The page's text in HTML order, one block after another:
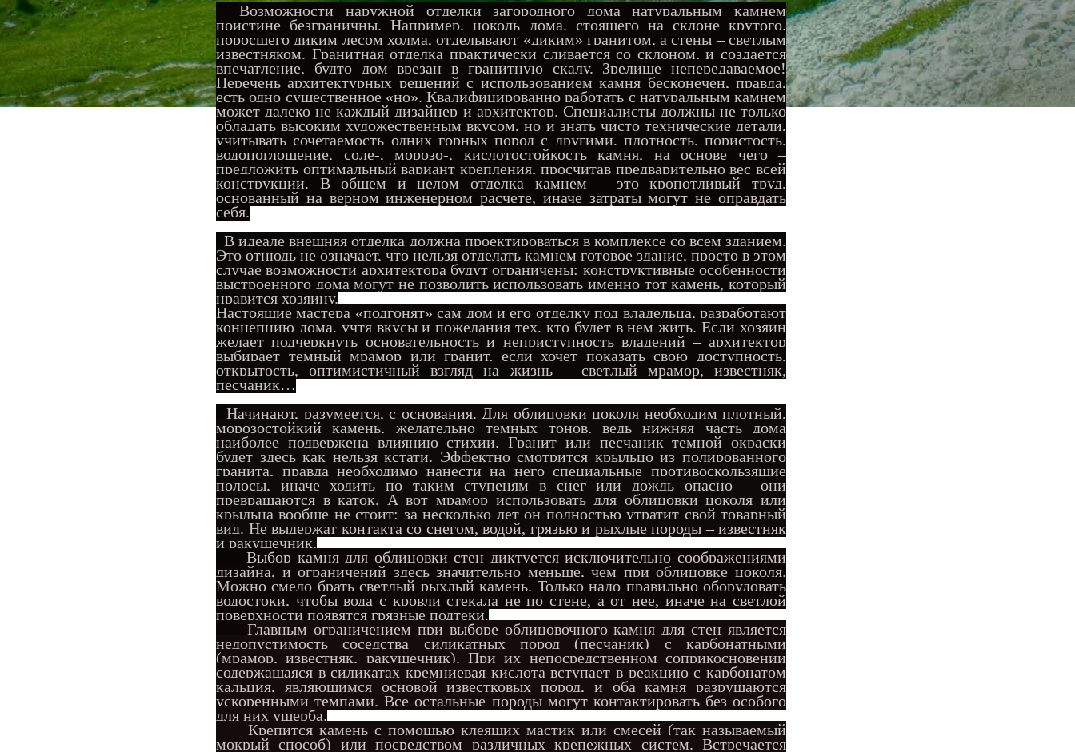
Возможности наружной отделки загородного дома натуральным камнем
поистине безграничны. Например, цоколь дома, стоящего на склоне крутого,
поросшего диким лесом холма, отделывают «диким» гранитом, а стены – светлым
известняком. Гранитная отделка практически сливается со склоном, и создается
впечатление, будто дом врезан в гранитную скалу. Зрелище непередаваемое!
Перечень архитектурных решений с использованием камня бесконечен, правда,
есть одно существенное «но». Квалифицированно работать с натуральным камнем
может далеко не каждый дизайнер и архитектор. Специалисты должны не только
обладать высоким художественным вкусом, но и знать чисто технические детали,
учитывать сочетаемость одних горных пород с другими, плотность, пористость,
водопоглощение, соле-, морозо-, кислотостойкость камня, на основе чего –
предложить оптимальный вариант крепления, просчитав предварительно вес всей
конструкции. В общем и целом отделка камнем – это кропотливый труд,
основанный на верном инженерном расчете, иначе затраты могут не оправдать
себя.
В идеале внешняя отделка должна проектироваться в комплексе со всем зданием.
Это отнюдь не означает, что нельзя отделать камнем готовое здание, просто в этом
случае возможности архитектора будут ограничены: конструктивные особенности
выстроенного дома могут не позволить использовать именно тот камень, который
нравится хозяину.
Настоящие мастера «подгонят» сам дом и его отделку под владельца, разработают
концепцию дома, учтя вкусы и пожелания тех, кто будет в нем жить. Если хозяин
желает подчеркнуть основательность и неприступность владений – архитектор
выбирает темный мрамор или гранит, если хочет показать свою доступность,
открытость, оптимистичный взгляд на жизнь – светлый мрамор, известняк,
песчаник…
Начинают, разумеется, с основания. Для облицовки цоколя необходим плотный,
морозостойкий камень, желательно темных тонов, ведь нижняя часть дома
наиболее подвержена влиянию стихии. Гранит или песчаник темной окраски
будет здесь как нельзя кстати. Эффектно смотрится крыльцо из полированного
гранита, правда необходимо нанести на него специальные противоскользящие
полосы, иначе ходить по таким ступеням в снег или дождь опасно – они
превращаются в каток. А вот мрамор использовать для облицовки цоколя или
крыльца вообще не стоит: за несколько лет он полностью утратит свой товарный
вид. Не выдержат контакта со снегом, водой, грязью и рыхлые породы – известняк
и ракушечник.
Выбор камня для облицовки стен диктуется исключительно соображениями
дизайна, и ограничений здесь значительно меньше, чем при облицовке цоколя.
Можно смело брать светлый рыхлый камень. Только надо правильно оборудовать
водостоки, чтобы вода с кровли стекала не по стене, а от нее, иначе на светлой
поверхности появятся грязные подтеки.
Главным ограничением при выборе облицовочного камня для стен является
недопустимость соседства силикатных пород (песчаник) с карбонатными
(мрамор, известняк, ракушечник). При их непосредственном соприкосновении
содержащаяся в силикатах кремниевая кислота вступает в реакцию с карбонатом
кальция, являющимся основой известковых пород, и оба камня разрушаются
ускоренными темпами. Все остальные породы могут контактировать без особого
для них ущерба.
Крепится камень с помощью клеящих мастик или смесей (так называемый
мокрый способ) или посредством различных крепежных систем. Встречается